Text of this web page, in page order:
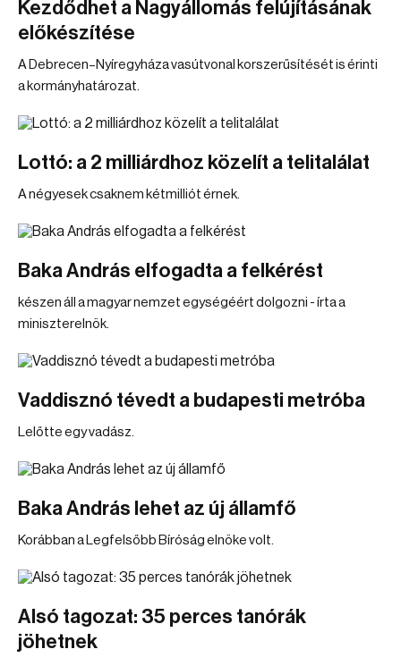
Kezdődhet a Nagyállomás felújításának
előkészítése
A Debrecen–Nyíregyháza vasútvonal korszerűsítését is érinti
a kormányhatározat.
Lottó: a 2 milliárdhoz közelít a telitalálat
A négyesek csaknem kétmilliót érnek.
Baka András elfogadta a felkérést
készen áll a magyar nemzet egységéért dolgozni - írta a
miniszterelnök.
Vaddisznó tévedt a budapesti metróba
Lelőtte egy vadász.
Baka András lehet az új államfő
Korábban a Legfelsőbb Bíróság elnöke volt.
Alsó tagozat: 35 perces tanórák
jöhetnek